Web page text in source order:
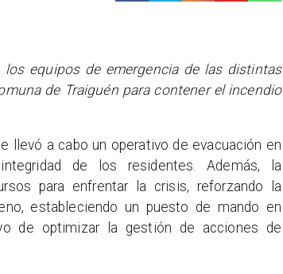
equipos de emergencia de las distintas
de Traiguén para contener el incendio
llevó a cabo un operativo de evacuación en
de los residentes. Además, la
para enfrentar la crisis, reforzando la
estableciendo un puesto de mando en
de optimizar la gestión de acciones de